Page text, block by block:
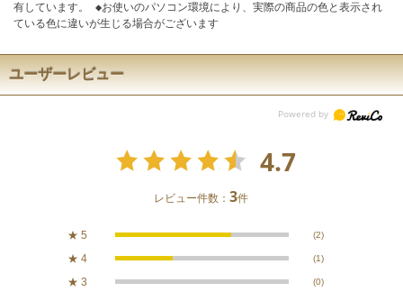
有しています。 ◆お使いのパソコン環境により、実際の商品の色と表示され
ている色に違いが生じる場合がございます
ユーザーレビュー
4.7
レビュー件数：3件
★ 5 (2)
★ 4 (1)
★ 3 (0)